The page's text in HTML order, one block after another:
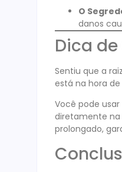
O
danos
Dica
Sentiu que a
está na hora
Você pode usar
diretamente na
prolongado,